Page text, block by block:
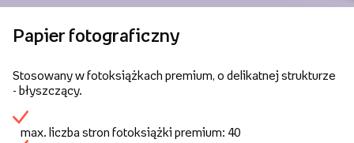
Papier fotograficzny
Stosowany w fotoksiążkach premium, o delikatnej strukturze
- błyszczący.
max. liczba stron fotoksiążki premium: 40